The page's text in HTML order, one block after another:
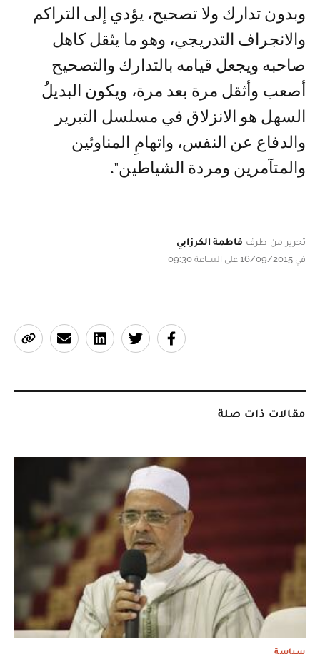
وبدون تدارك ولا تصحيح، يؤدي إلى التراكم
والانجراف التدريجي، وهو ما يثقل كاهل
صاحبه ويجعل قيامه بالتدارك والتصحيح
أصعب وأثقل مرة بعد مرة، ويكون البديلُ
السهل هو الانزلاق في مسلسل التبرير
والدفاع عن النفس، واتهامِ المناوئين
والمتآمرين ومردة الشياطين".
تحرير من طرف فاطمة الكرزابي
في 16/09/2015 على الساعة 09:30
مقالات ذات صلة
سياسة